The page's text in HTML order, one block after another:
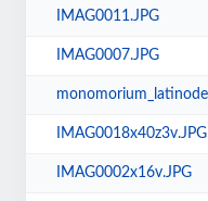
IMAG0011.JPG
IMAG0007.JPG
IMAG0018x40z3v.JPG
IMAG0002x16v.JPG